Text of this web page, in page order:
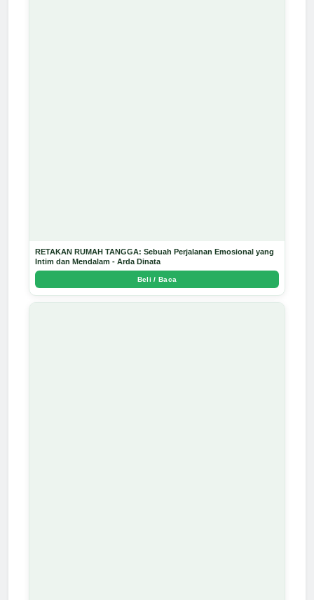
RETAKAN RUMAH TANGGA: Sebuah Perjalanan Emosional yang
Intim dan Mendalam - Arda Dinata
Beli / Baca